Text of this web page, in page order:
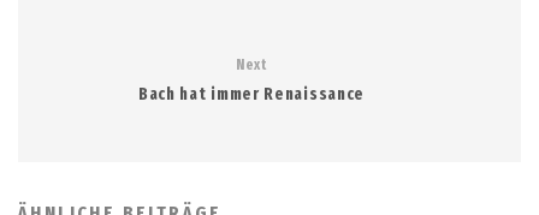
Next
Bach hat immer Renaissance